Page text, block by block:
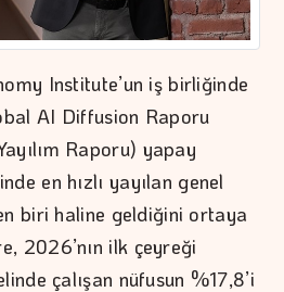
Institute’un iş birliğinde
AI Diffusion Raporu
Raporu) yapay
en hızlı yayılan genel
biri haline geldiğini ortaya
2026’nın ilk çeyreği
çalışan nüfusun %17,8’i